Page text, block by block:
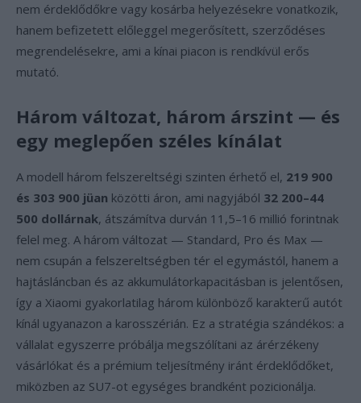
nem érdeklődőkre vagy kosárba helyezésekre vonatkozik,
hanem befizetett előleggel megerősített, szerződéses
megrendelésekre, ami a kínai piacon is rendkívül erős
mutató.
Három változat, három árszint — és
egy meglepően széles kínálat
A modell három felszereltségi szinten érhető el, 219 900
és 303 900 jüan közötti áron, ami nagyjából 32 200–44
500 dollárnak, átszámítva durván 11,5–16 millió forintnak
felel meg. A három változat — Standard, Pro és Max —
nem csupán a felszereltségben tér el egymástól, hanem a
hajtásláncban és az akkumulátorkapacitásban is jelentősen,
így a Xiaomi gyakorlatilag három különböző karakterű autót
kínál ugyanazon a karosszérián. Ez a stratégia szándékos: a
vállalat egyszerre próbálja megszólítani az árérzékeny
vásárlókat és a prémium teljesítmény iránt érdeklődőket,
miközben az SU7-ot egységes brandként pozicionálja.